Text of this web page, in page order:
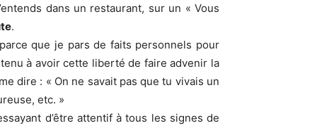
dans un restaurant, sur un « Vous
.
que je pars de faits personnels pour
à avoir cette liberté de faire advenir la
dire : « On ne savait pas que tu vivais un
etc. »
d’être attentif à tous les signes de